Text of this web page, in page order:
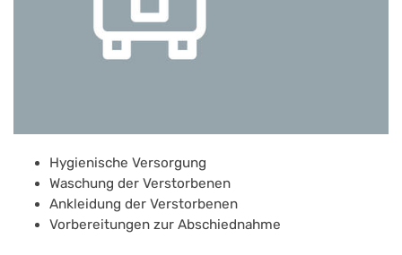
Hygienische Versorgung
Waschung der Verstorbenen
Ankleidung der Verstorbenen
Vorbereitungen zur Abschiednahme